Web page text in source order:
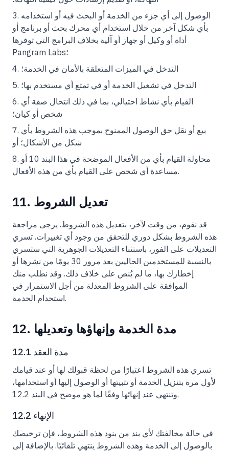
الوصول إلى أي جزء من الخدمة أو البحث فيه أو استخدامه
بأي شكل آخر من خلال استخدام أي محرك بحث أو برنامج أو
أداة أو وكيل أو جهاز أو آلية بخلاف البرامج التي توفرها
Pangram Labs؛
التدخل في الميزات المتعلقة بالأمان في الخدمة؛
التدخل في تشغيل الخدمة أو في تمتع أي مستخدم بها؛
القيام بأي نشاط احتيالي، بما في ذلك انتحال صفة أي
شخص أو كيان؛
بيع أو نقل حق الوصول الممنوح بموجب هذه الشروط بأي
شكل من الأشكال؛ أو
محاولة القيام بأي من الأفعال الموضحة في هذا البند 10 أو
مساعدة أي شخص على القيام بأي من هذه الأفعال.
11. تعديل الشروط
قد نقوم، من وقت لآخر، بتعديل هذه الشروط. يرجى مراجعة
هذه الشروط بشكل دوري للتحقق من وجود أي تغييرات. تسري
التعديلات على الفور، باستثناء التعديلات الجوهرية التي ستسري
بالنسبة للمستخدمين الحاليين بعد مرور 30 يومًا من نشرها أو
إخطارك بها، ما لم يُنص على خلاف ذلك. وقد نطلب منك
الموافقة على الشروط المعدلة من أجل الاستمرار في
استخدام الخدمة.
12. مدة الخدمة وإنهاؤها وتعديلها
12.1 مدة العقد
تسري هذه الشروط اعتبارًا من لحظة قبولك لها أو عند قيامك
لأول مرة بتنزيل الخدمة أو تثبيتها أو الوصول إليها أو استخدامها،
وتنتهي عند إنهائها وفقًا لما هو موضح في البند 12.2.
12.2 الإنهاء
في حالة مخالفتك لأي بند من بنود هذه الشروط، فإن ترخيصك
بالوصول إلى الخدمة وهذه الشروط ينتهي تلقائيًا. بالإضافة إلى